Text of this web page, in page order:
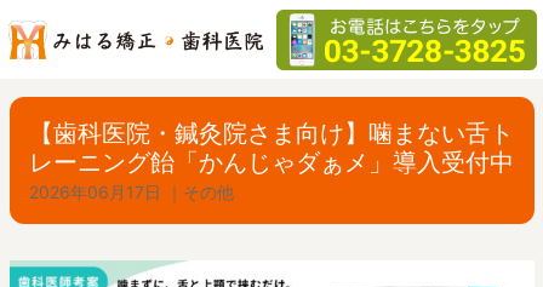
【歯科医院・鍼灸院さま向け】噛まない舌ト
レーニング飴「かんじゃダぁメ」導入受付中
2026年06月17日 ｜ その他